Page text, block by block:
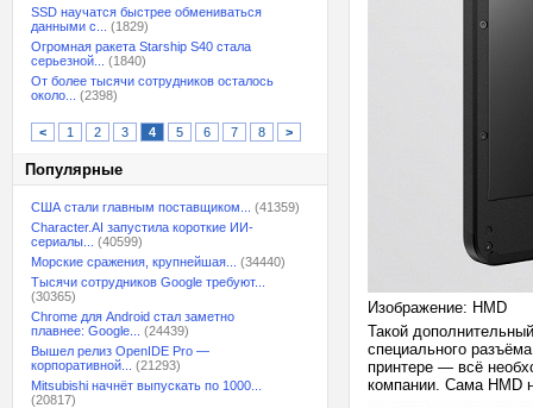
SSD научатся быстрее обмениваться
данными с...
(1829)
Огромная ракета Starship S40 стала
серьезной...
(1840)
От более тысячи сотрудников осталось
около...
(2398)
< 1 2 3 4 5 6 7 8 >
Популярные
США стали главным поставщиком...
(41359)
Character.AI запустила короткие ИИ-
сериалы...
(40599)
Морские сражения, крупнейшая...
(34440)
Тысячи сотрудников Google требуют...
(30365)
Chrome для Android стал заметно
плавнее: Google...
(24439)
Вышел релиз OpenIDE Pro —
корпоративной...
(21293)
Mitsubishi начнёт выпускать по 1000...
(20817)
Изображение: HMD
Такой
специального
принтере — всё
компании. Сама HMD